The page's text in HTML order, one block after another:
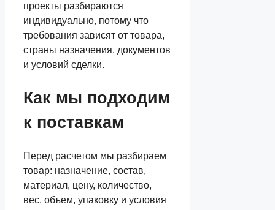
проекты разбираются
индивидуально, потому что
требования зависят от товара,
страны назначения, документов
и условий сделки.
Как мы подходим
к поставкам
Перед расчетом мы разбираем
товар: назначение, состав,
материал, цену, количество,
вес, объем, упаковку и условия